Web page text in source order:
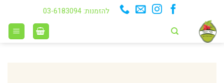
content
להזמנות: 03-6183094